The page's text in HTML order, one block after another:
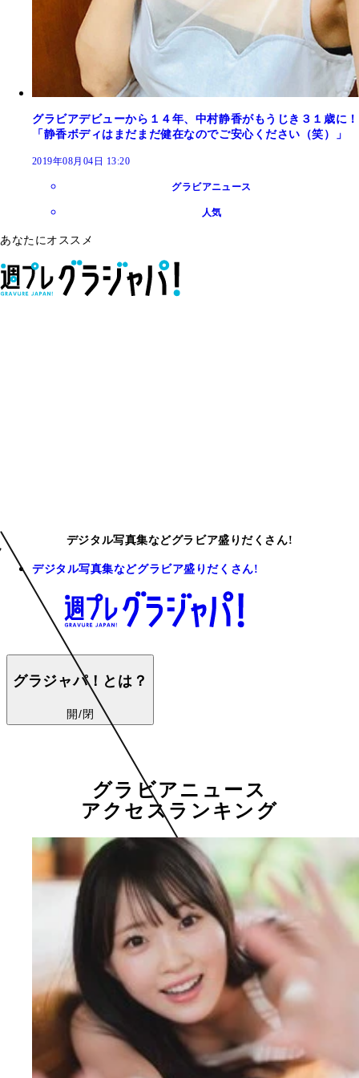
グラビアデビューから１４年、中村静香がもうじき３１歳に！
「静香ボディはまだまだ健在なのでご安心ください（笑）」
2019年08月04日 13:20
グラビアニュース
人気
あなたにオススメ
デジタル写真集などグラビア盛りだくさん!
デジタル写真集などグラビア盛りだくさん!
グラジャパ！とは？
開/閉
グラビアニュース
アクセスランキング